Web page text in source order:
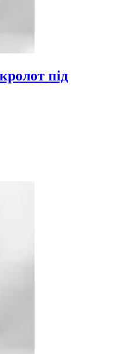
під